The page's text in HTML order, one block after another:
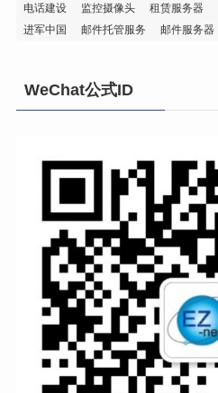
电话建设
监控摄像头 租赁服务器
进军中国
邮件托管服务 邮件服务器
WeChat公式ID